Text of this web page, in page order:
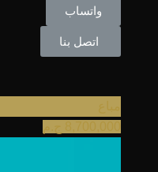
واتساب
اتصل بنا
8,700,000
ج.م